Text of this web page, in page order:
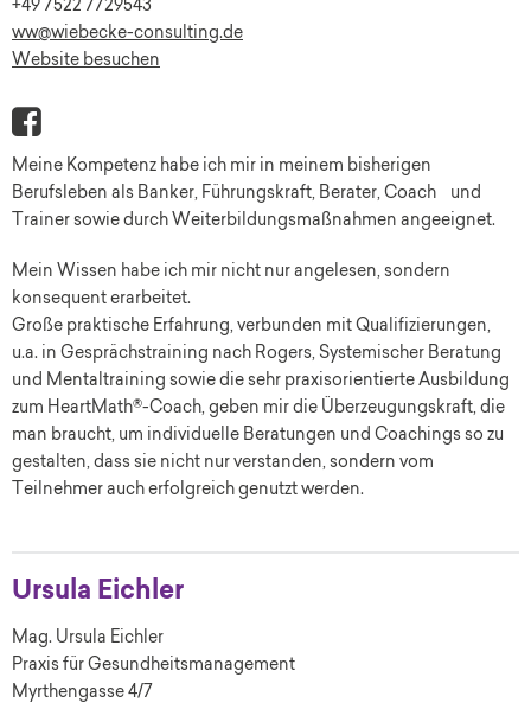
+49 7522 7729543
ww@wiebecke-consulting.de
Website besuchen
Meine Kompetenz habe ich mir in meinem bisherigen
Berufsleben als Banker, Führungskraft, Berater, Coach und
Trainer sowie durch Weiterbildungsmaßnahmen angeeignet.
Mein Wissen habe ich mir nicht nur angelesen, sondern
konsequent erarbeitet.
Große praktische Erfahrung, verbunden mit Qualifizierungen,
u.a. in Gesprächstraining nach Rogers, Systemischer Beratung
und Mentaltraining sowie die sehr praxisorientierte Ausbildung
zum HeartMath®-Coach, geben mir die Überzeugungskraft, die
man braucht, um individuelle Beratungen und Coachings so zu
gestalten, dass sie nicht nur verstanden, sondern vom
Teilnehmer auch erfolgreich genutzt werden.
Ursula Eichler
Mag. Ursula Eichler
Praxis für Gesundheitsmanagement
Myrthengasse 4/7